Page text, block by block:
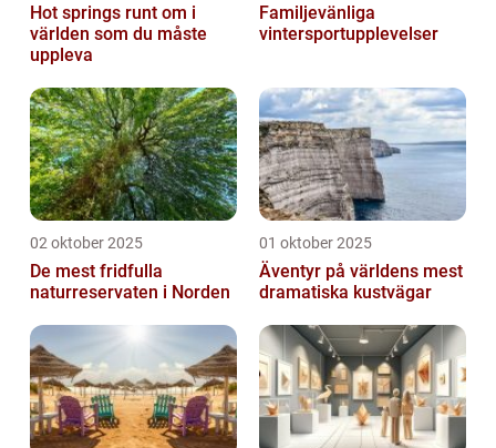
Hot springs runt om i
världen som du måste
uppleva
Familjevänliga
vintersportupplevelser
02 oktober 2025
De mest fridfulla
naturreservaten i Norden
01 oktober 2025
Äventyr på världens mest
dramatiska kustvägar